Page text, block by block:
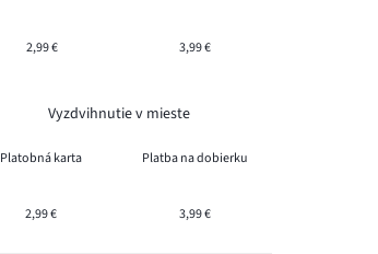
2,99 € 3,99 €
Vyzdvihnutie v mieste
Platobná karta Platba na dobierku
2,99 € 3,99 €